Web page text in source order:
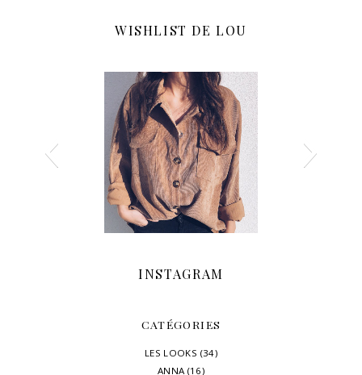
WISHLIST DE LOU
INSTAGRAM
CATÉGORIES
LES LOOKS (34)
ANNA(16)